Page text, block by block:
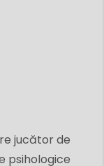
jucător de
psihologice